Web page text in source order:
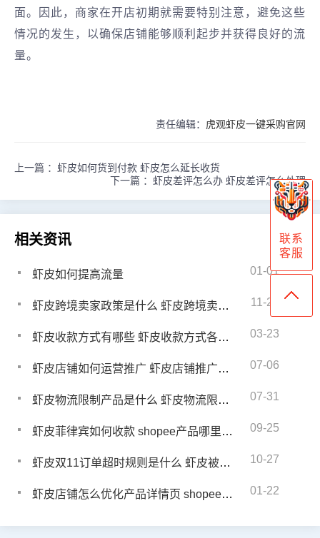
面。因此，商家在开店初期就需要特别注意，避免这些
情况的发生，以确保店铺能够顺利起步并获得良好的流
量。
责任编辑： 虎观虾皮一键采购官网
上一篇 ： 虾皮如何货到付款 虾皮怎么延长收货
下一篇 ： 虾皮差评怎么办 虾皮差评怎么处理
相关资讯
虾皮如何提高流量 01-01
虾皮跨境卖家政策是什么 虾皮跨境卖家合规经营方案 11-28
虾皮收款方式有哪些 虾皮收款方式各有什么优缺点 03-23
虾皮店铺如何运营推广 虾皮店铺推广流量运营怎么做 07-06
虾皮物流限制产品是什么 虾皮物流限制产品有哪些 07-31
虾皮菲律宾如何收款 shopee产品哪里来的 09-25
虾皮双11订单超时规则是什么 虾皮被取消订单会扣分吗 10-27
虾皮店铺怎么优化产品详情页 shopee转化率正常是多少 01-22
联系
客服